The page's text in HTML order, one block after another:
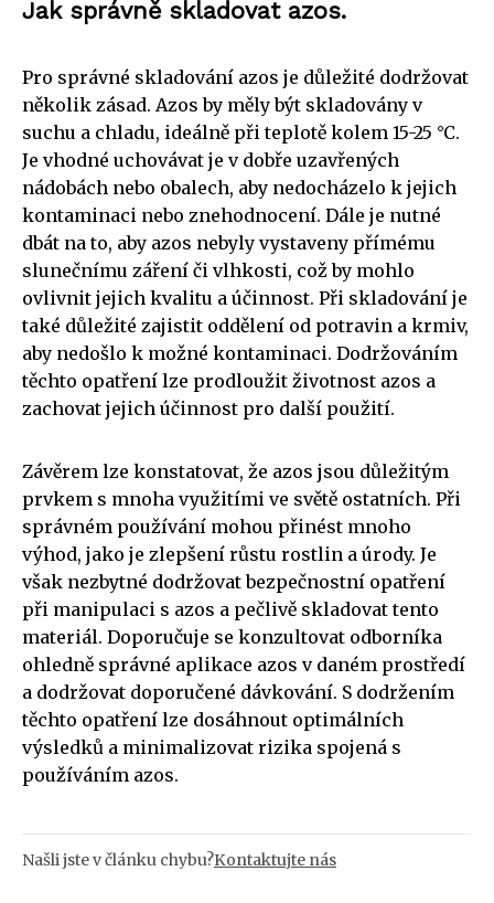
Jak správně skladovat azos.
Pro správné skladování azos je důležité dodržovat
několik zásad. Azos by měly být skladovány v
suchu a chladu, ideálně při teplotě kolem 15-25 °C.
Je vhodné uchovávat je v dobře uzavřených
nádobách nebo obalech, aby nedocházelo k jejich
kontaminaci nebo znehodnocení. Dále je nutné
dbát na to, aby azos nebyly vystaveny přímému
slunečnímu záření či vlhkosti, což by mohlo
ovlivnit jejich kvalitu a účinnost. Při skladování je
také důležité zajistit oddělení od potravin a krmiv,
aby nedošlo k možné kontaminaci. Dodržováním
těchto opatření lze prodloužit životnost azos a
zachovat jejich účinnost pro další použití.
Závěrem lze konstatovat, že azos jsou důležitým
prvkem s mnoha využitími ve světě ostatních. Při
správném používání mohou přinést mnoho
výhod, jako je zlepšení růstu rostlin a úrody. Je
však nezbytné dodržovat bezpečnostní opatření
při manipulaci s azos a pečlivě skladovat tento
materiál. Doporučuje se konzultovat odborníka
ohledně správné aplikace azos v daném prostředí
a dodržovat doporučené dávkování. S dodržením
těchto opatření lze dosáhnout optimálních
výsledků a minimalizovat rizika spojená s
používáním azos.
Našli jste v článku chybu?Kontaktujte nás